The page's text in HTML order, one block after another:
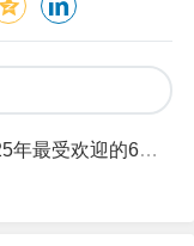
的6大热门数据源推荐